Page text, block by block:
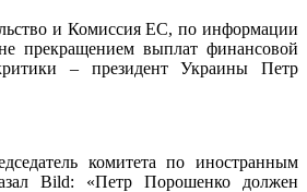
и Комиссия ЕС, по информации
прекращением выплат финансовой
– президент Украины Петр
комитета по иностранным
Bild: «Петр Порошенко должен